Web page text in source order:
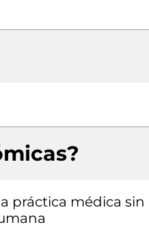
práctica médica sin